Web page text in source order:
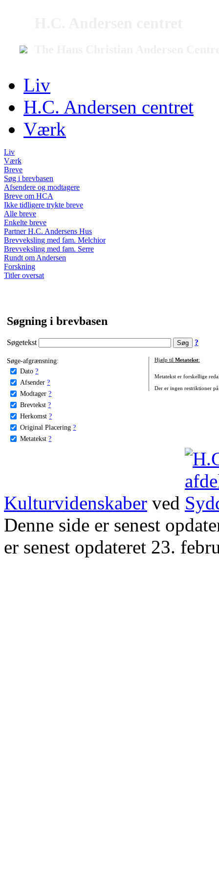
Liv
H.C. Andersen centret
Værk
Liv
Værk
Breve
Søg i brevbasen
Afsendere og modtagere
Breve om HCA
Ikke tidligere trykte breve
Alle breve
Enkelte breve
Partner H.C. Andersens Hus
Brevveksling med fam. Melchior
Brevveksling med fam. Serre
Rundt om Andersen
Forskning
Titler oversat
Søgning i brevbasen
Søgetekst ?
Søge-afgrænsning:
Dato ?
Afsender ?
Modtager ?
Brevtekst ?
Herkomst ?
Original Placering ?
Metatekst ?
Hjælp til Metatekst:
Metatekst er forskellige
Der er ingen restriktioner
Kulturvidenskaber ved
Denne side er senest
er senest opdateret 23.